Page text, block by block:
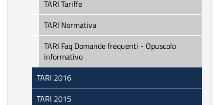
TARI Tariffe
TARI Normativa
TARI Faq Domande frequenti - Opuscolo
informativo
TARI 2016
TARI 2015